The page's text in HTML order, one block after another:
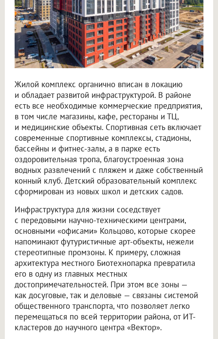
Жилой комплекс органично вписан в локацию
и обладает развитой инфраструктурой. В районе
есть все необходимые коммерческие предприятия,
в том числе магазины, кафе, рестораны и ТЦ,
и медицинские объекты. Спортивная сеть включает
современные спортивные комплексы, стадионы,
бассейны и фитнес-залы, а в парке есть
оздоровительная тропа, благоустроенная зона
водных развлечений с пляжем и даже собственный
конный клуб. Детский образовательный комплекс
сформирован из новых школ и детских садов.
Инфраструктура для жизни соседствует
с передовыми научно-техническими центрами,
основными «офисами» Кольцово, которые скорее
напоминают футуристичные арт-объекты, нежели
стереотипные промзоны. К примеру, сложная
архитектура местного Биотехнопарка превратила
его в одну из главных местных
достопримечательностей. При этом все зоны —
как досуговые, так и деловые — связаны системой
общественного транспорта, что позволяет легко
перемещаться по всей территории района, от ИТ-
кластеров до научного центра «Вектор».